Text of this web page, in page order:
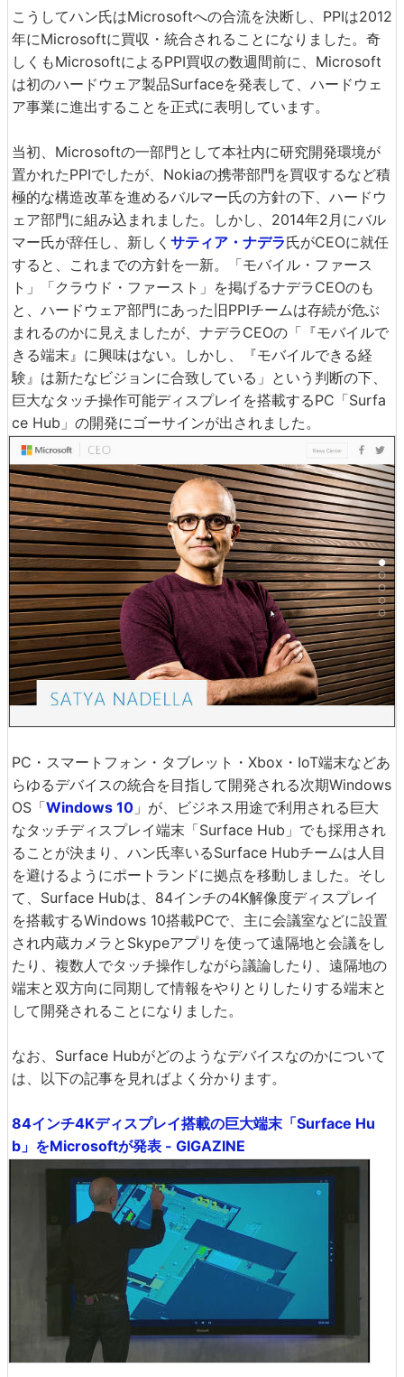
こうしてハン氏はMicrosoftへの合流を決断し、PPIは2012
年にMicrosoftに買収・統合されることになりました。奇
しくもMicrosoftによるPPI買収の数週間前に、Microsoft
は初のハードウェア製品Surfaceを発表して、ハードウェ
ア事業に進出することを正式に表明しています。
当初、Microsoftの一部門として本社内に研究開発環境が
置かれたPPIでしたが、Nokiaの携帯部門を買収するなど積
極的な構造改革を進めるバルマー氏の方針の下、ハードウ
ェア部門に組み込まれました。しかし、2014年2月にバル
マー氏が辞任し、新しく サティア・ナデラ氏がCEOに就任
すると、これまでの方針を一新。「モバイル・ファース
ト」「クラウド・ファースト」を掲げるナデラCEOのも
と、ハードウェア部門にあった旧PPIチームは存続が危ぶ
まれるのかに見えましたが、ナデラCEOの「『モバイルで
きる端末』に興味はない。しかし、『モバイルできる経
験』は新たなビジョンに合致している」という判断の下、
巨大なタッチ操作可能ディスプレイを搭載するPC「Surfa
ce Hub」の開発にゴーサインが出されました。
PC・スマートフォン・タブレット・Xbox・IoT端末などあ
らゆるデバイスの統合を目指して開発される次期Windows
OS「Windows 10 」が、ビジネス用途で利用される巨大
なタッチディスプレイ端末「Surface Hub」でも採用され
ることが決まり、ハン氏率いるSurface Hubチームは人目
を避けるようにポートランドに拠点を移動しました。そし
て、Surface Hubは、84インチの4K解像度ディスプレイ
を搭載するWindows 10搭載PCで、主に会議室などに設置
され内蔵カメラとSkypeアプリを使って遠隔地と会議をし
たり、複数人でタッチ操作しながら議論したり、遠隔地の
端末と双方向に同期して情報をやりとりしたりする端末と
して開発されることになりました。
なお、Surface Hubがどのようなデバイスなのかについて
は、以下の記事を見ればよく分かります。
84インチ4Kディスプレイ搭載の巨大端末「Surface Hu
b」をMicrosoftが発表 - GIGAZINE